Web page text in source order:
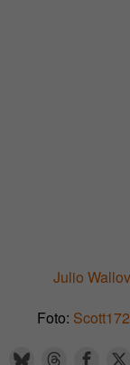
Julio
Foto: